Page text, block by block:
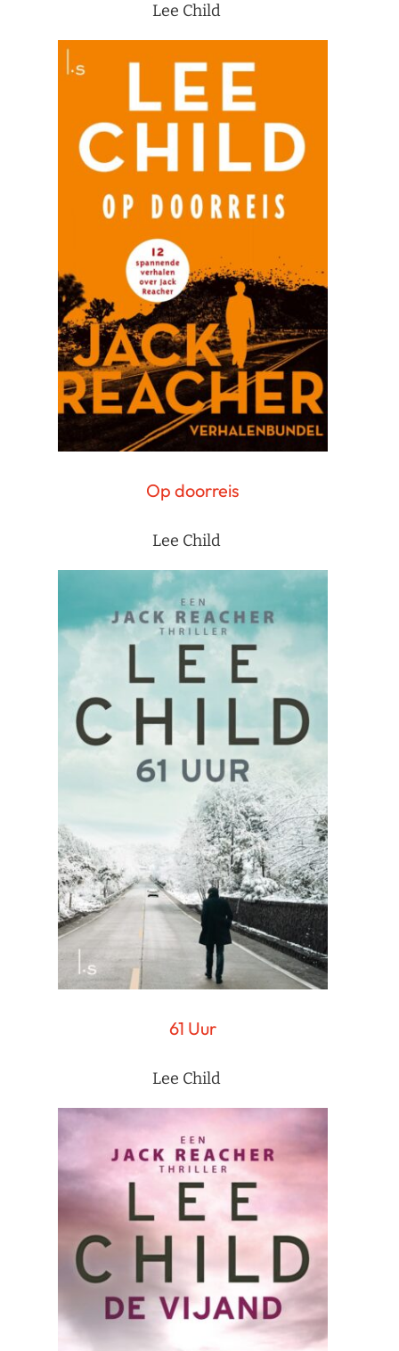
Lee Child
Op doorreis
Lee Child
61 Uur
Lee Child